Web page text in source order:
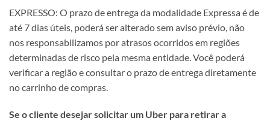
EXPRESSO: O prazo de entrega da modalidade Expressa é de
até 7 dias úteis, poderá ser alterado sem aviso prévio, não
nos responsabilizamos por atrasos ocorridos em regiões
determinadas de risco pela mesma entidade. Você poderá
verificar a região e consultar o prazo de entrega diretamente
no carrinho de compras.
Se o cliente desejar solicitar um Uber para retirar a